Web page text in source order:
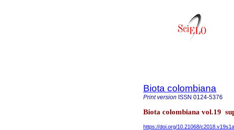
Biota colombiana
Print version ISSN 0124-5376
Biota colombiana vol.19
https://doi.org/10.21068/